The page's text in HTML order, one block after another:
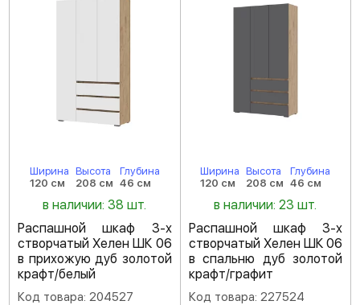
Ширина
120 см
Высота
208 см
Глубина
46 см
в наличии: 38 шт.
Распашной шкаф 3-х
створчатый Хелен ШК 06
в прихожую дуб золотой
крафт/белый
Код товара: 204527
Ширина
120 см
Высота
208 см
Глубина
46 см
в наличии: 23 шт.
Распашной шкаф 3-х
створчатый Хелен ШК 06
в спальню дуб золотой
крафт/графит
Код товара: 227524